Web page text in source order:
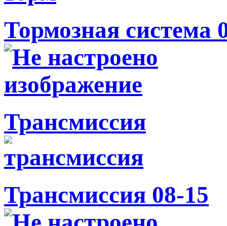
Тормозная система
Трансмиссия
Трансмиссия 08-15